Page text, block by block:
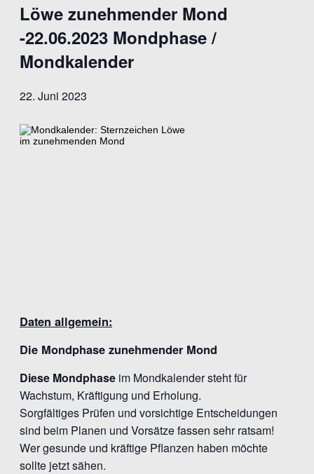
Löwe zunehmender Mond
-22.06.2023 Mondphase /
Mondkalender
22. Juni 2023
Daten allgemein:
Die Mondphase zunehmender Mond
Diese Mondphase im Mondkalender steht für
Wachstum, Kräftigung und Erholung.
Sorgfältiges Prüfen und vorsichtige Entscheidungen
sind beim Planen und Vorsätze fassen sehr ratsam!
Wer gesunde und kräftige Pflanzen haben möchte
sollte jetzt sähen.